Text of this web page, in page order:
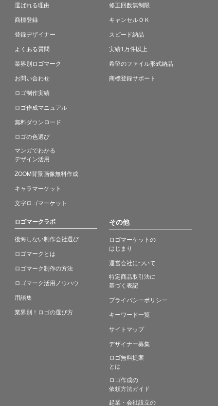
選ばれる理由
商標登録
登録デザイナー
よくある質問
業界別ロゴマーク
お問い合わせ
ロゴ制作実績
ロゴ作成マニュアル
無料ダウンロード
ロゴの色選び
マンガでわかる
デザイン活用
ZOOM背景画像無料作成
キャラマーケット
文字ロゴマーケット
修正回数無制限
キャンセルＯＫ
スピード納品
実績1万件以上
希望のファイル形式納品
商標登録サポート
ロゴマークラボ
後悔しない制作会社選び
ロゴマークとは
ロゴマーク制作の方法
ロゴマーク活用ノウハウ
用語集
業界別！ロゴの選び方
その他
ロゴマーケットの
はじまり
運営会社について
特定商品取引法に
基づく表記
プライバシーポリシー
キーワード一覧
サイトマップ
デザイナー募集
ロゴ無料提案
とは
ロゴ作成の
依頼方法ガイド
起業・会社設立の